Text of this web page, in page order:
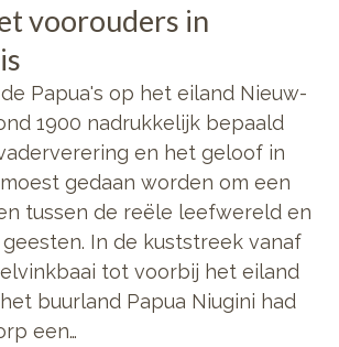
voorouders in
Papua's op het eiland Nieuw-
1900 nadrukkelijk bepaald
en het geloof in
gedaan worden om een
tussen de reële leefwereld en
In de kuststreek vanaf
tot voorbij het eiland
buurland Papua Niugini had
een…